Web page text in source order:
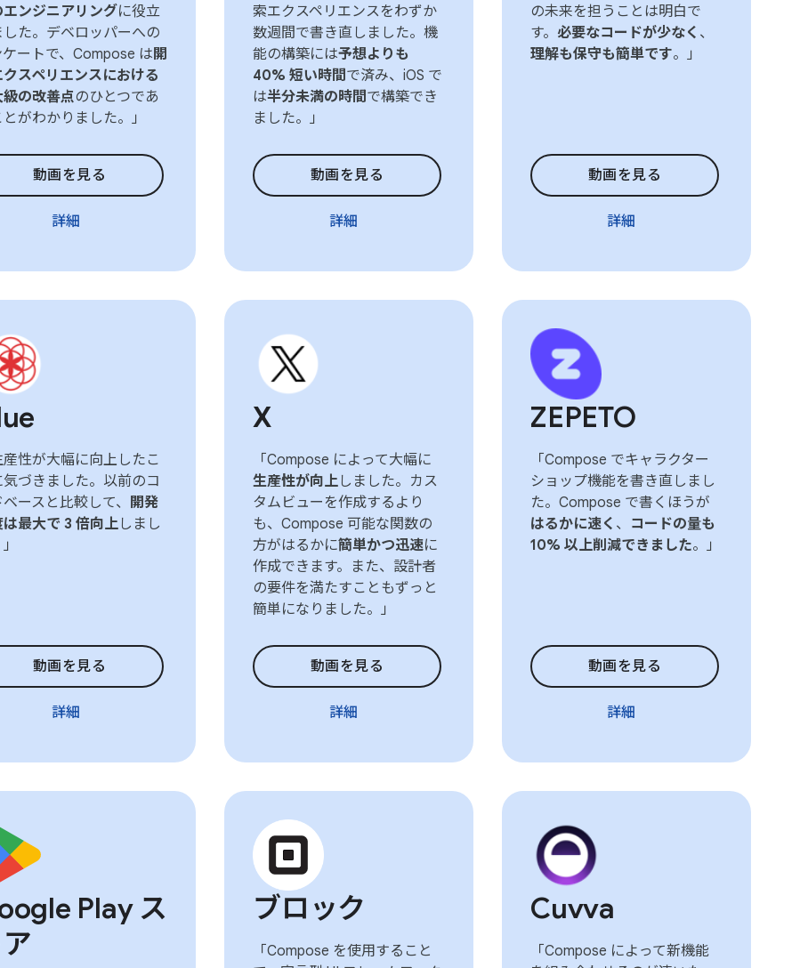
エンジニアリングに役立
した。デベロッパーへの
ケートで、Compose は 開
スペリエンスにおける
級の改善点のひとつであ
とがわかりました。」
動画を見る
詳細
索エクスペリエンスをわずか
数週間で書き直しました。機
能の構築には予想よりも
40% 短い時間で済み、iOS で
は半分未満の時間で構築でき
ました。」
動画を見る
詳細
の未来を担うことは明白で
す。 必要なコードが少なく 、
理解も保守も簡単です。」
動画を見る
詳細
産性が大幅に向上したこ
気づきました。以前のコ
ースと比較して、
開発
は最大で 3 倍向上しまし
動画を見る
詳細
X
「Compose によって大幅に
生産性が向上 しました。カス
タムビューを作成するより
も、Compose 可能な関数の
方がはるかに簡単かつ迅速に
作成できます。また、設計者
の要件を満たすこともずっと
簡単になりました。」
動画を見る
詳細
ZEPETO
「Compose でキャラクター
ショップ機能を書き直しまし
た。Compose で書くほうが
はるかに速く 、 コードの量も
10% 以上削減できました。」
動画を見る
詳細
Play ス
ブロック
「Compose を使用すること
Cuvva
「Compose によって新機能